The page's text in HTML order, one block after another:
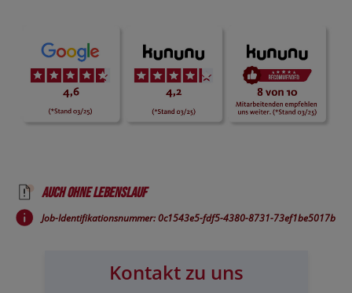
Auch ohne Lebenslauf
Job-Identifikationsnummer: 0c1543e5-fdf5-4380-8731-73ef1be5017b
Kontakt zu uns